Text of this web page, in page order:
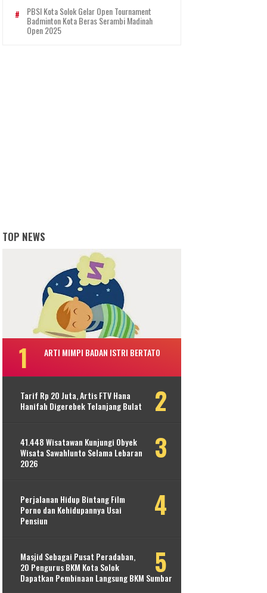
PBSI Kota Solok Gelar Open Tournament
Badminton Kota Beras Serambi Madinah
Open 2025
TOP NEWS
ARTI MIMPI BADAN ISTRI BERTATO
Tarif Rp 20 Juta, Artis FTV Hana
Hanifah Digerebek Telanjang Bulat
41.448 Wisatawan Kunjungi Obyek
Wisata Sawahlunto Selama Lebaran
2026
Perjalanan Hidup Bintang Film
Porno dan Kehidupannya Usai
Pensiun
Masjid Sebagai Pusat Peradaban,
20 Pengurus BKM Kota Solok
Dapatkan Pembinaan Langsung BKM Sumbar